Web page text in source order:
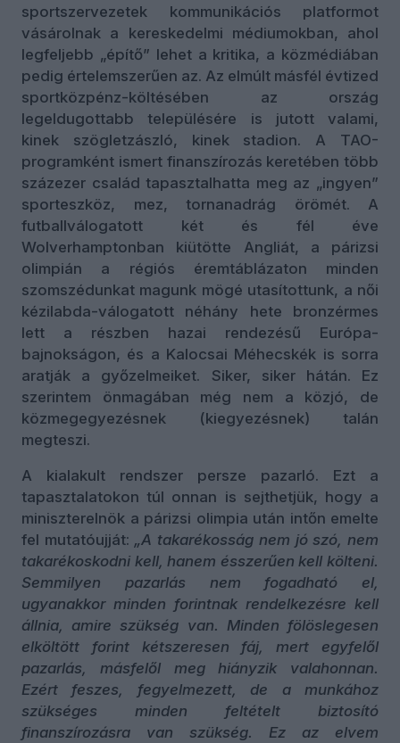
sportszervezetek kommunikációs platformot
vásárolnak a kereskedelmi médiumokban, ahol
legfeljebb „építő” lehet a kritika, a közmédiában
pedig értelemszerűen az. Az elmúlt másfél évtized
sportközpénz-költésében az ország
legeldugottabb településére is jutott valami,
kinek szögletzászló, kinek stadion. A TAO-
programként ismert finanszírozás keretében több
százezer család tapasztalhatta meg az „ingyen”
sporteszköz, mez, tornanadrág örömét. A
futballválogatott két és fél éve
Wolverhamptonban kiütötte Angliát, a párizsi
olimpián a régiós éremtáblázaton minden
szomszédunkat magunk mögé utasítottunk, a női
kézilabda-válogatott néhány hete bronzérmes
lett a részben hazai rendezésű Európa-
bajnokságon, és a Kalocsai Méhecskék is sorra
aratják a győzelmeiket. Siker, siker hátán. Ez
szerintem önmagában még nem a közjó, de
közmegegyezésnek (kiegyezésnek) talán
megteszi.
A kialakult rendszer persze pazarló. Ezt a
tapasztalatokon túl onnan is sejthetjük, hogy a
miniszterelnök a párizsi olimpia után intőn emelte
fel mutatóujját: „A takarékosság nem jó szó, nem
takarékoskodni kell, hanem ésszerűen kell költeni.
Semmilyen pazarlás nem fogadható el,
ugyanakkor minden forintnak rendelkezésre kell
állnia, amire szükség van. Minden fölöslegesen
elköltött forint kétszeresen fáj, mert egyfelől
pazarlás, másfelől meg hiányzik valahonnan.
Ezért feszes, fegyelmezett, de a munkához
szükséges minden feltételt biztosító
finanszírozásra van szükség. Ez az elvem